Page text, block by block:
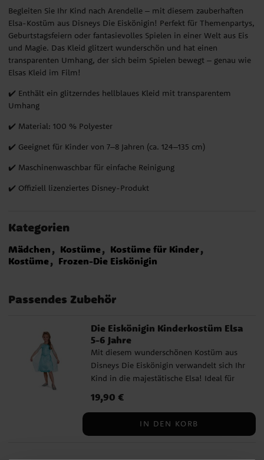
Begleiten Sie Ihr Kind nach Arendelle – mit diesem zauberhaften
Elsa-Kostüm aus Disneys Die Eiskönigin! Perfekt für Themenpartys,
Geburtstagsfeiern oder fantasievolles Spielen in einer Welt aus Eis
und Magie. Das Kleid glitzert wunderschön und hat einen
transparenten Umhang, der sich beim Spielen bewegt – genau wie
Elsas Kleid im Film!
✔️ Enthält ein glitzerndes hellblaues Kleid mit transparentem
Umhang
✔️ Material: 100 % Polyester
✔️ Geeignet für Kinder von 7–8 Jahren (ca. 124–135 cm)
✔️ Maschinenwaschbar für einfache Reinigung
✔️ Offiziell lizenziertes Disney-Produkt
Kategorien
Mädchen Kostüme
Kostüme für Kinder
Kostüme
Frozen-Die Eiskönigin
Passendes Zubehör
Die Eiskönigin Kinderkostüm Elsa
5-6 Jahre
Mit diesem wunderschönen Kostüm aus
Disneys Die Eiskönigin verwandelt sich Ihr
Kind in die majestätische Elsa! Ideal für
fantasievolle Rollenspiele. Das Kleid ist
verfügt über einen eleganten,
Preis: 19,90 €
19,90 €
IN DEN KORB